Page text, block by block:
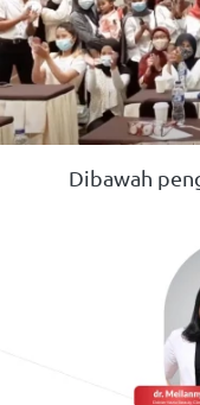
Dibawah